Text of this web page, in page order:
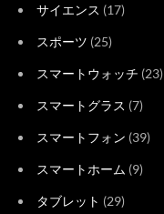
サイエンス (17)
スポーツ (25)
スマートウォッチ (23)
スマートグラス (7)
スマートフォン (39)
スマートホーム (9)
タブレット (29)